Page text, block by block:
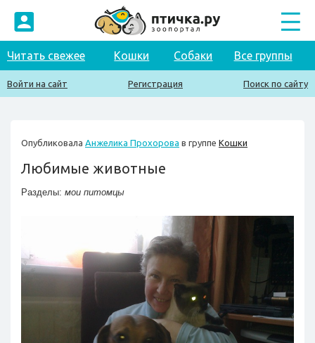
Читать свежее Кошки Собаки Все группы
Войти на сайт Регистрация Поиск по сайту
Опубликовала Анжелика Прохорова в группе Кошки
Любимые животные
Разделы: мои питомцы